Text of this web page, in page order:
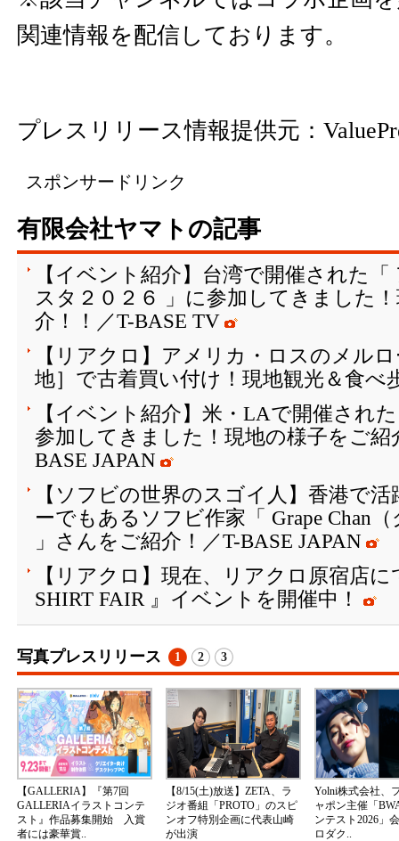
関連情報を配信しております。
プレスリリース情報提供元：
スポンサードリンク
有限会社ヤマトの記事
【イベント紹介】台湾で開催された
スタ２０２６ 」に参加してきました
介！！／T-BASE TV
【リアクロ】アメリカ・ロスのメル
地］で古着買い付け！現地観光＆食べ
【イベント紹介】米・LAで開催され
参加してきました！現地の様子をご紹
BASE JAPAN
【ソフビの世界のスゴイ人】香港で
ーでもあるソフビ作家「 Grape Chan
」さんをご紹介！／T-BASE JAPAN
【リアクロ】現在、リアクロ原宿店
SHIRT FAIR 』イベントを開催中！
写真プレスリリース 1 2 3
【GALLERIA】『第7回
GALLERIAイラストコンテ
スト』作品募集開始 入賞
者には豪華賞..
【8/15(土)放送】ZETA、ラ
ジオ番組「PROTO」のスピ
ンオフ特別企画に代表山崎
が出演
Yolni株式会社、
ャポン主催「
ンテスト2026」
ロダク..